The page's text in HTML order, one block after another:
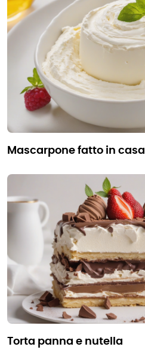
mascarpone fatto in casa
torta panna e nutella